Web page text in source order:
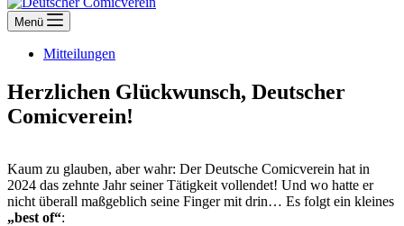
Menü
Mitteilungen
Herzlichen Glückwunsch, Deutscher
Comicverein!
Kaum zu glauben, aber wahr: Der Deutsche Comicverein hat in
2024 das zehnte Jahr seiner Tätigkeit vollendet! Und wo hatte er
nicht überall maßgeblich seine Finger mit drin… Es folgt ein kleines
„best of“: